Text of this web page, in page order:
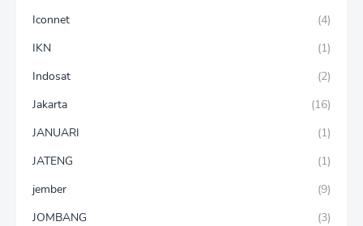
Iconnet
(4)
IKN
(1)
Indosat
(2)
Jakarta
(16)
JANUARI
(1)
JATENG
(1)
jember
(9)
JOMBANG
(3)